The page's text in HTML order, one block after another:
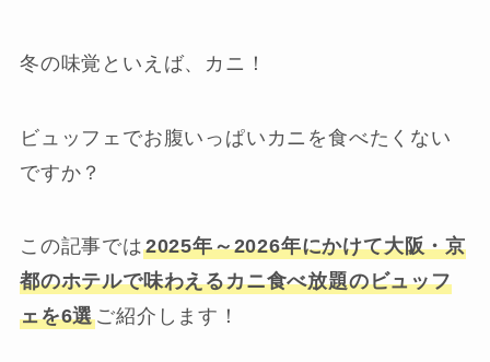
冬の味覚といえば、カニ！
ビュッフェでお腹いっぱいカニを食べたくない
ですか？
この記事では2025年～2026年にかけて大阪・京
都のホテルで味わえるカニ食べ放題のビュッフ
ェを6選ご紹介します！